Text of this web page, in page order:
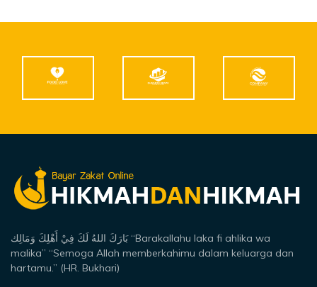
بَارَكَ اللهُ لَكَ فِيْ أَهْلِكَ وَمَالِك “Barakallahu laka fi ahlika wa
malika” “Semoga Allah memberkahimu dalam keluarga dan
hartamu.” (HR. Bukhari)